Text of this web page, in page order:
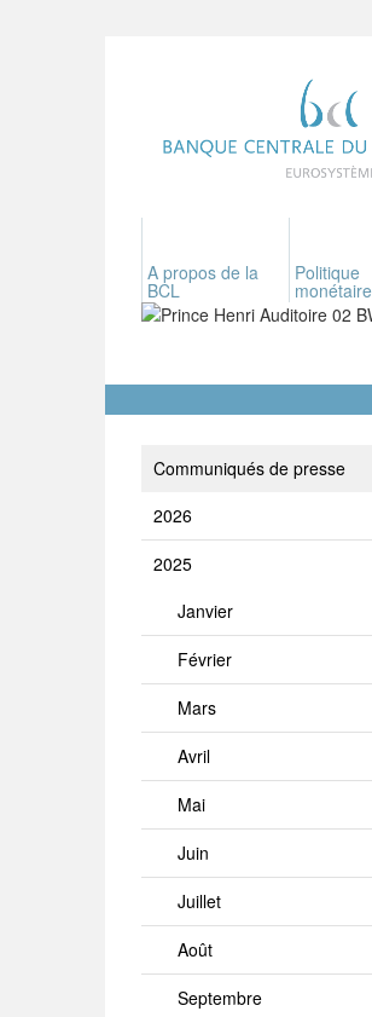
A propos de la
BCL
Politique
monétaire
Communiqués de presse
2026
2025
Janvier
Février
Mars
Avril
Mai
Juin
Juillet
Août
Septembre